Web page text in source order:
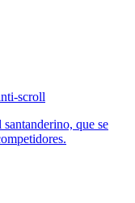
scroll
que se